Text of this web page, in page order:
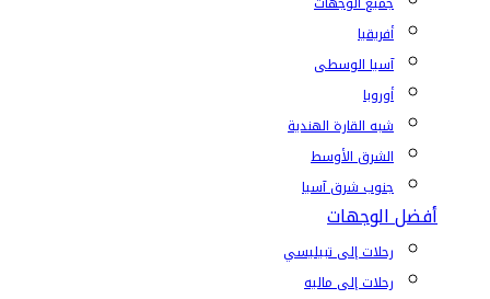
أفريقيا
آسيا الوسطى
أوروبا
شبه القارة الهندية
الشرق الأوسط
جنوب شرق آسيا
أفضل الوجهات
رحلات إلى تبيليسي
رحلات إلى ماليه